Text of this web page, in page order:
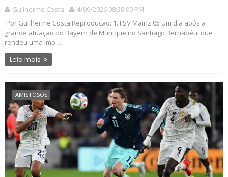
Guilherme Costa
4/09/2026 08:38:00 PM
Por Guilherme Costa Reprodução: 1. FSV Mainz 05 Um dia após a
grande atuação do Bayern de Munique no Santiago Bernabéu, que
rendeu uma imp...
Leia mais
AMISTOSOS